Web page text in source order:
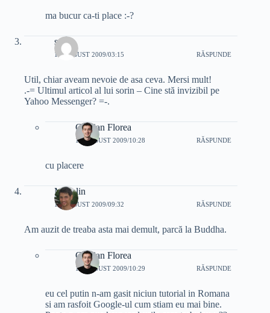
ma bucur ca-ti place :-?
sorin
11 AUGUST 2009/03:15 RĂSPUNDE
Util, chiar aveam nevoie de asa ceva. Mersi mult!
.-= Ultimul articol al lui sorin – Cine stă invizibil pe
Yahoo Messenger? =-.
Cristian Florea
11 AUGUST 2009/10:28 RĂSPUNDE
cu placere
Madalin
11 AUGUST 2009/09:32 RĂSPUNDE
Am auzit de treaba asta mai demult, parcă la Buddha.
Cristian Florea
11 AUGUST 2009/10:29 RĂSPUNDE
eu cel putin n-am gasit niciun tutorial in Romana
si am rasfoit Google-ul cum stiam eu mai bine.